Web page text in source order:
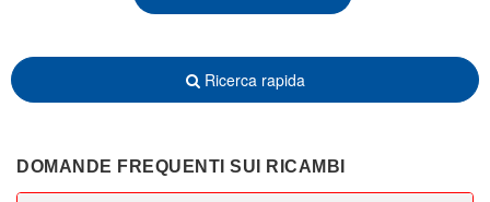
Ricerca rapida
DOMANDE FREQUENTI SUI RICAMBI